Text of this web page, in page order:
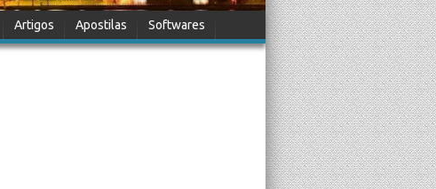
Artigos Apostilas Softwares